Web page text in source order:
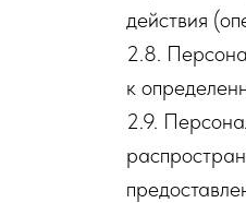
действия
2.8.
к
2.9.